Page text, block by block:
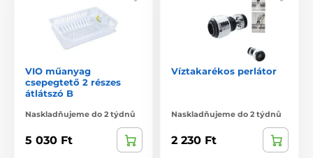
VIO műanyag
csepegtető 2 részes
átlátszó B
Naskladňujeme do 2 týdnů
5 030 Ft
Víztakarékos perlátor
Naskladňujeme do 2 týdnů
2 230 Ft